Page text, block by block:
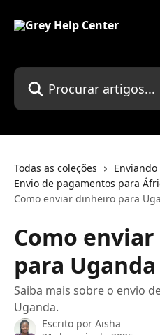
Procurar artigos...
Todas as coleções
Envio de pagamentos para
Como enviar dinheiro para
Como
para
Saiba mais sobre o envio
Uganda.
Escrito por Aisha